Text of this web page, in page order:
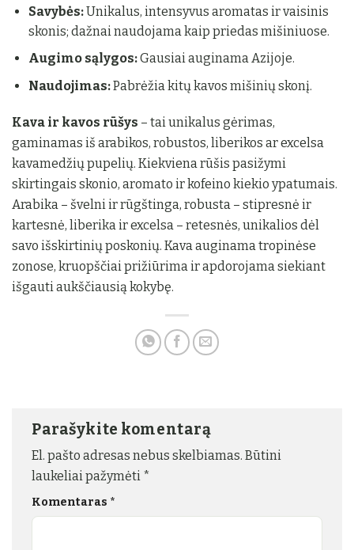
Savybės:Unikalus, intensyvus aromatas ir vaisinis
skonis; dažnai naudojama kaip priedas mišiniuose.
Augimo sąlygos:Gausiai auginama Azijoje.
Naudojimas:Pabrėžia kitų kavos mišinių skonį.
Kava ir kavos rūšys – tai unikalus gėrimas,
gaminamas iš arabikos, robustos, liberikos ar excelsa
kavamedžių pupelių. Kiekviena rūšis pasižymi
skirtingais skonio, aromato ir kofeino kiekio ypatumais.
Arabika – švelni ir rūgštinga, robusta – stipresnė ir
kartesnė, liberika ir excelsa – retesnės, unikalios dėl
savo išskirtinių poskonių. Kava auginama tropinėse
zonose, kruopščiai prižiūrima ir apdorojama siekiant
išgauti aukščiausią kokybę.
Parašykite komentarą
El. pašto adresas nebus skelbiamas. Būtini
laukeliai pažymėti *
Komentaras *